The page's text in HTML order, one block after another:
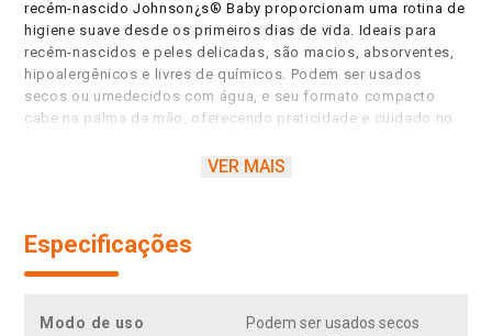
recém-nascido Johnson¿s® Baby proporcionam uma rotina de
higiene suave desde os primeiros dias de vida. Ideais para
recém-nascidos e peles delicadas, são macios, absorventes,
hipoalergênicos e livres de químicos. Podem ser usados
secos ou umedecidos com água, e seu formato compacto
cabe na palma da mão, oferecendo praticidade e cuidado no
nascidos e peles delicadas; Macio e absorvente;
menos¹; 100% algodão; Sem fragrância; Limpeza suave desde
os primeiros dias; Macio e absorvente; Hipoalergênico e livre
quadrados de algodão 50 unidades.
VER MAIS
Especificações
Modo de uso
Podem ser usados secos